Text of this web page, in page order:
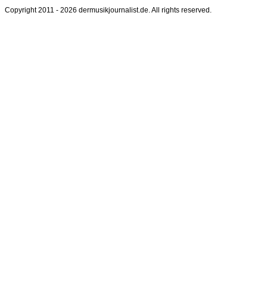
Copyright 2011 - 2026 dermusikjournalist.de. All rights reserved.